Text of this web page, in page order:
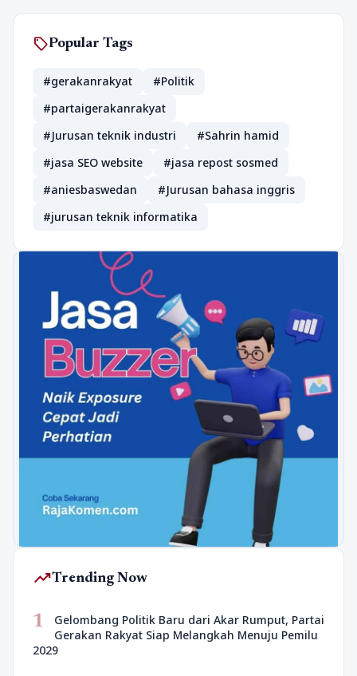
sellPopular Tags
#gerakanrakyat
#Politik
#partaigerakanrakyat
#Jurusan teknik industri
#Sahrin hamid
#jasa SEO website
#jasa repost sosmed
#aniesbaswedan
#Jurusan bahasa inggris
#jurusan teknik informatika
trending_upTrending Now
1
Gelombang Politik Baru dari Akar Rumput, Partai
Gerakan Rakyat Siap Melangkah Menuju Pemilu
2029